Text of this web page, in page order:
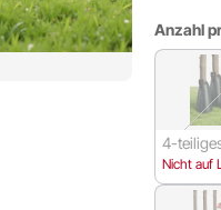
Anzahl
4-
Nicht auf